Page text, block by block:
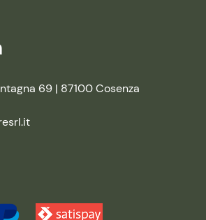
69 | 87100 Cosenza